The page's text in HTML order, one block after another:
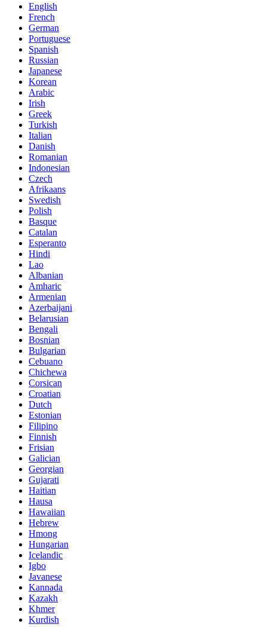
English
French
German
Portuguese
Spanish
Russian
Japanese
Korean
Arabic
Irish
Greek
Turkish
Italian
Danish
Romanian
Indonesian
Czech
Afrikaans
Swedish
Polish
Basque
Catalan
Esperanto
Hindi
Lao
Albanian
Amharic
Armenian
Azerbaijani
Belarusian
Bengali
Bosnian
Bulgarian
Cebuano
Chichewa
Corsican
Croatian
Dutch
Estonian
Filipino
Finnish
Frisian
Galician
Georgian
Gujarati
Haitian
Hausa
Hawaiian
Hebrew
Hmong
Hungarian
Icelandic
Igbo
Javanese
Kannada
Kazakh
Khmer
Kurdish